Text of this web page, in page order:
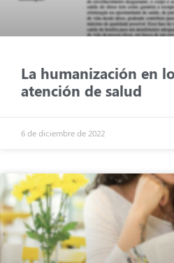
La humanización en
atención de salud
6 de diciembre de 2022